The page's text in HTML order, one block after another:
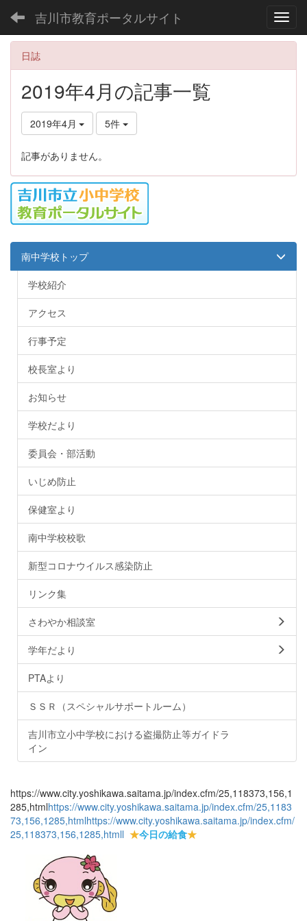
吉川市教育ポータルサイト
日誌
2019年4月の記事一覧
2019年4月 5件
記事がありません。
南中学校トップ
学校紹介
アクセス
行事予定
校長室より
お知らせ
学校だより
委員会・部活動
いじめ防止
保健室より
南中学校校歌
新型コロナウイルス感染防止
リンク集
さわやか相談室
学年だより
PTAより
ＳＳＲ（スペシャルサポートルーム）
吉川市立小中学校における盗撮防止等ガイドラ
イン
https://www.city.yoshikawa.saitama.jp/index.cfm/25,118373,156,1
285,htmlhttps://www.city.yoshikawa.saitama.jp/index.cfm/25,1183
73,156,1285,htmlhttps://www.city.yoshikawa.saitama.jp/index.cfm/
25,118373,156,1285,htmll ★今日の給食★